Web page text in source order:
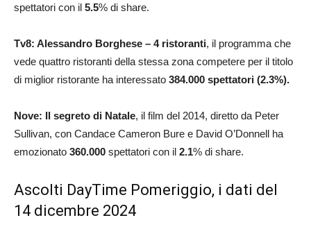
spettatori con il 5.5% di share.
Tv8: Alessandro Borghese – 4 ristoranti, il programma che
vede quattro ristoranti della stessa zona competere per il titolo
di miglior ristorante ha interessato 384.000 spettatori (2.3%).
Nove: Il segreto di Natale, il film del 2014, diretto da Peter
Sullivan, con Candace Cameron Bure e David O’Donnell ha
emozionato 360.000 spettatori con il 2.1% di share.
Ascolti DayTime Pomeriggio, i dati del
14 dicembre 2024